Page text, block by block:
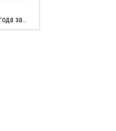
PT Polytama Propindo 28 июля текущего года закрыла завод ПП на ремонт